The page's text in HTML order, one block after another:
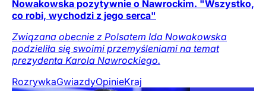
Nowakowska pozytywnie o Nawrockim. "Wszystko,
co robi, wychodzi z jego serca"
Związana obecnie z Polsatem Ida Nowakowska
podzieliła się swoimi przemyśleniami na temat
prezydenta Karola Nawrockiego.
RozrywkaGwiazdyOpinieKraj